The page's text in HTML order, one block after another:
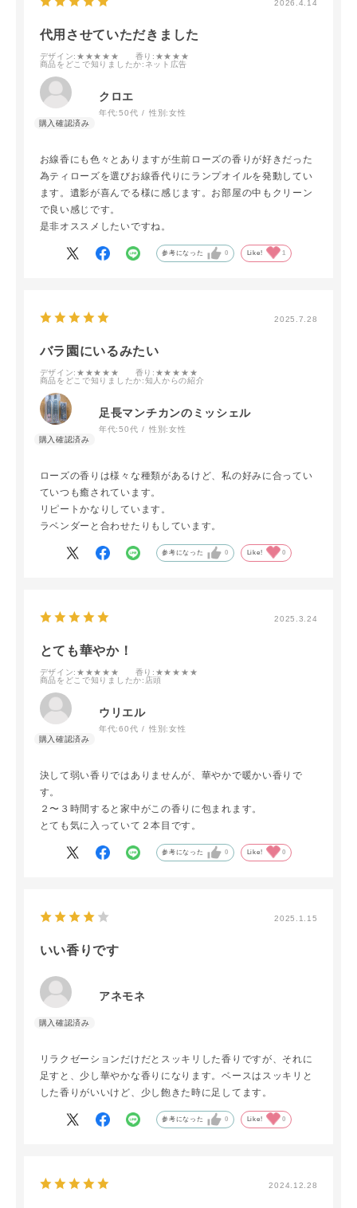
2026.4.14
代用させていただきました
デザイン:★★★★★ 香り :★★★★
商品をどこで知りましたか:ネット広告
クロエ
年代:50代 性別:女性
お線香にも色々とありますが生前ローズの香りが好きだった
為ティローズを選びお線香代りにランプオイルを発動してい
ます。遺影が喜んでる様に感じます。お部屋の中もクリーン
で良い感じです。
是非オススメしたいですね。
参考になった 0 Like! 1
2025.7.28
バラ園にいるみたい
デザイン:★★★★★ 香り :★★★★★
商品をどこで知りましたか:知人からの紹介
足長マンチカンのミッシェル
年代:50代 性別:女性
ローズの香りは様々な種類があるけど、私の好みに合ってい
ていつも癒されています。
リピートかなりしています。
ラベンダーと合わせたりもしています。
参考になった 0 Like! 0
2025.3.24
とても華やか！
デザイン:★★★★★ 香り :★★★★★
商品をどこで知りましたか:店頭
ウリエル
年代:60代 性別:女性
決して弱い香りではありませんが、華やかで暖かい香りで
す。
２〜３時間すると家中がこの香りに包まれます。
とても気に入っていて２本目です。
参考になった 0 Like! 0
2025.1.15
いい香りです
アネモネ
リラクゼーションだけだとスッキリした香りですが、それに
足すと、少し華やかな香りになります。ベースはスッキリと
した香りがいいけど、少し飽きた時に足してます。
参考になった 0 Like! 0
2024.12.28